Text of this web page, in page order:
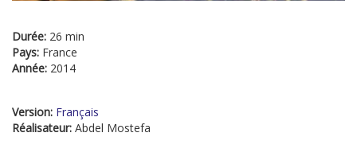
Durée: 26 min
Pays: France
Année: 2014
Version: Français
Réalisateur: Abdel Mostefa